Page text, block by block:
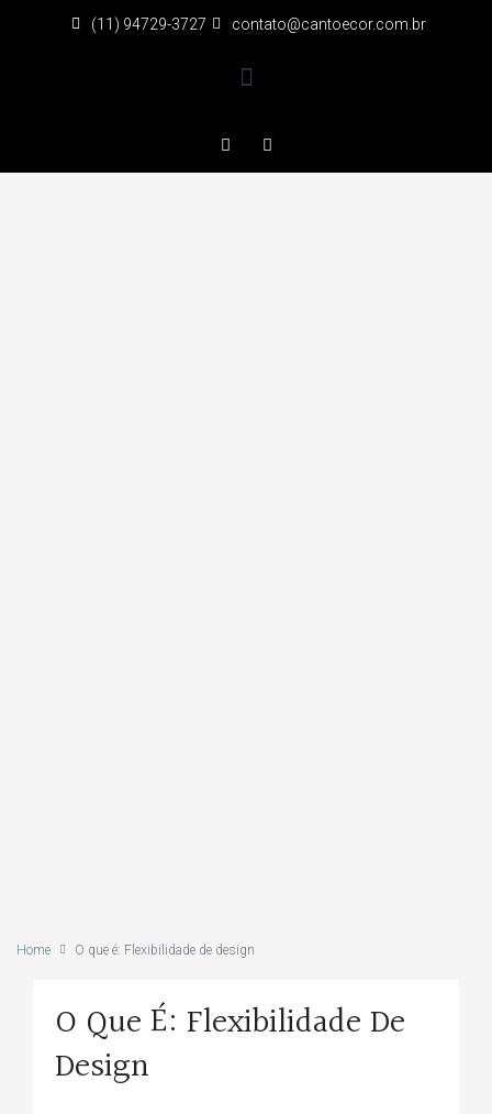
(11) 94729-3727 contato@cantoecor.com.br
Home O que é: Flexibilidade de design
O Que É: Flexibilidade De
Design